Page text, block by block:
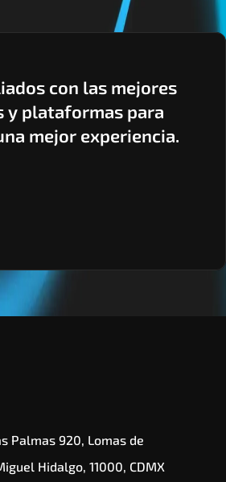
con las mejores
y plataformas para
mejor experiencia.
Palmas 920, Lomas de
Hidalgo, 11000, CDMX